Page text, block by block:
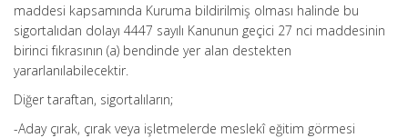
maddesi kapsamında Kuruma bildirilmiş olması halinde bu
sigortalıdan dolayı 4447 sayılı Kanunun geçici 27 nci maddesinin
birinci fıkrasının (a) bendinde yer alan destekten
yararlanılabilecektir.
Diğer taraftan, sigortalıların;
-Aday çırak, çırak veya işletmelerde meslekî eğitim görmesi